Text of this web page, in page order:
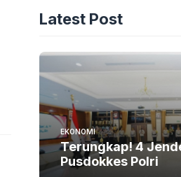
Latest Post
EKONOMI
Terungkap! 4
Pusdokkes Polri